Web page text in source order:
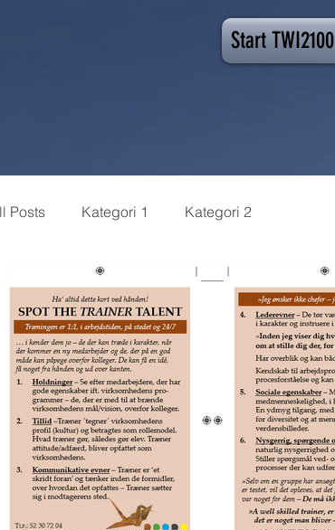
Start TWI2100
Posts Kategori 1 Kategori 2